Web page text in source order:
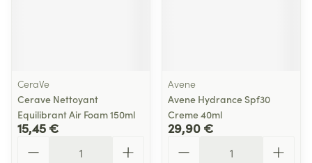
CeraVe
Cerave Nettoyant
Equilibrant Air Foam 150ml
15,45 €
Avene
Avene Hydrance Spf30
Creme 40ml
29,90 €